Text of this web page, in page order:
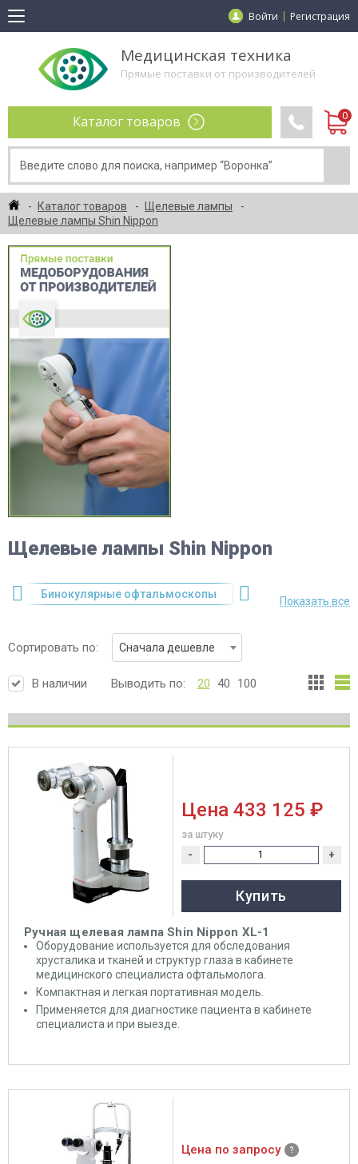
Войти Регистрация
Медицинская техника
Прямые поставки от производителей
Каталог товаров
Каталог товаров
Щелевые лампы
Щелевые лампы Shin Nippon
Щелевые лампы Shin Nippon
Лазерное оборудование Аппараты для
Показать все
Сортировать по: Сначала дешевле
В наличии Выводить по: 20 40 100
Ручная щелевая лампа Shin Nippon XL-1
Оборудование используется для обследования
хрусталика и тканей и структур глаза в кабинете
медицинского специалиста офтальмолога.
Компактная и легкая портативная модель.
Применяется для диагностике пациента в кабинете
специалиста и при выезде.
Цена 433 125 ₽
за штуку
- +
Купить
Цена по запросу